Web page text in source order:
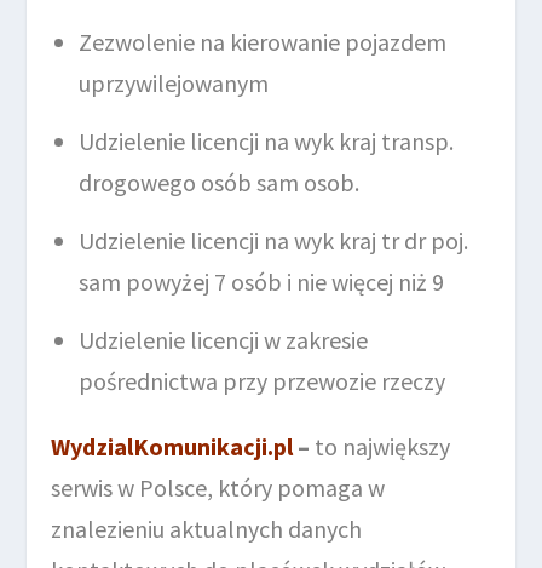
Zezwolenie na kierowanie pojazdem
uprzywilejowanym
Udzielenie licencji na wyk kraj transp.
drogowego osób sam osob.
Udzielenie licencji na wyk kraj tr dr poj.
sam powyżej 7 osób i nie więcej niż 9
Udzielenie licencji w zakresie
pośrednictwa przy przewozie rzeczy
WydzialKomunikacji.pl – to największy
serwis w Polsce, który pomaga w
znalezieniu aktualnych danych